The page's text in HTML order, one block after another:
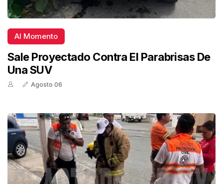
Al Momento
Sale Proyectado Contra El Parabrisas De
Una SUV
Agosto 06